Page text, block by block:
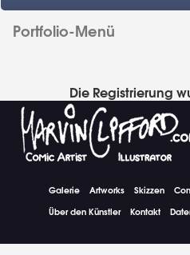
Portfolio-Menü
Die Registrierung
Galerie Artworks Skizzen
Über den Künstler
Kontakt